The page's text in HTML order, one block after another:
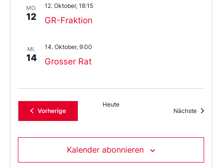
MO.
12 GR-Fraktion
12. Oktober, 18:15
MI.
14 Grosser Rat
14. Oktober, 9:00
VorherigeVeranstaltungen
Heute
Nächste
Kalender abonnieren